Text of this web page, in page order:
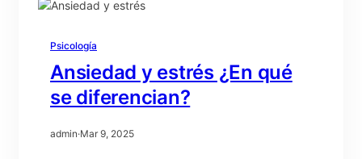
Psicología
Ansiedad y estrés ¿En qué
se diferencian?
admin·Mar 9, 2025